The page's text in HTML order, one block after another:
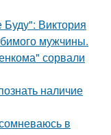
Виктория
мужчины.
сорвали
наличие
в